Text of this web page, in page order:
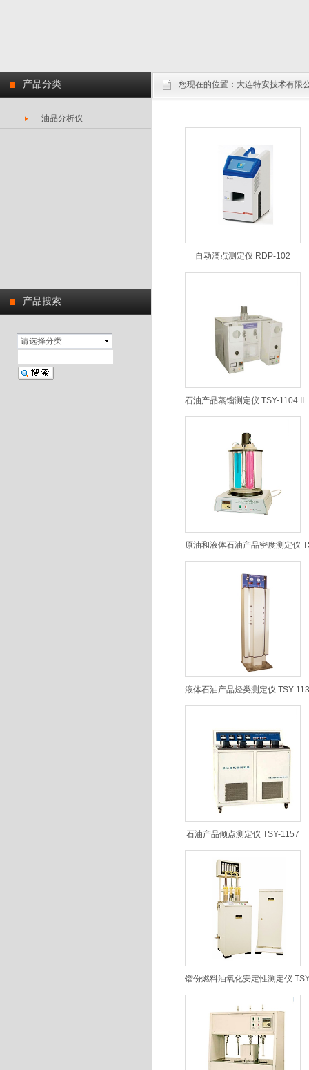
产品搜索
请选择分类
您现在的位置： 大连特安技术有限
产品分类
油品分析仪
自动滴点测定仪 RDP-102
石油产品蒸馏测定仪 TSY-1104 II
原油和液体石油产品密度测定仪
液体石油产品烃类测定仪 TSY-
石油产品倾点测定仪 TSY-1157
馏份燃料油氧化安定性测定仪